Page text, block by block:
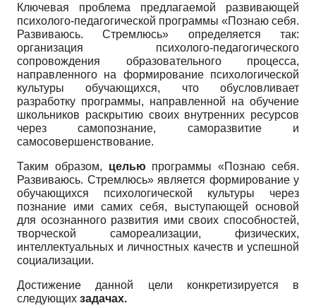
Ключевая проблема предлагаемой развивающей
психолого-педагогической программы «Познаю себя.
Развиваюсь. Стремлюсь» определяется так:
организация психолого-педагогического
сопровождения образовательного процесса,
направленного на формирование психологической
культуры обучающихся, что обусловливает
разработку программы, направленной на обучение
школьников раскрытию своих внутренних ресурсов
через самопознание, саморазвитие и
самосовершенствование.
Таким образом, целью программы «Познаю себя.
Развиваюсь. Стремлюсь» является формирование у
обучающихся психологической культуры через
познание ими самих себя, выступающей основой
для осознанного развития ими своих способностей,
творческой самореализации, физических,
интеллектуальных и личностных качеств и успешной
социализации.
Достижение данной цели конкретизируется в
следующих задачах.